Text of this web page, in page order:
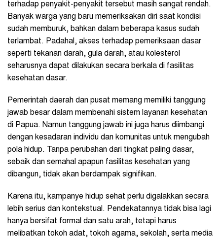
terhadap penyakit-penyakit tersebut masih sangat rendah.
Banyak warga yang baru memeriksakan diri saat kondisi
sudah memburuk, bahkan dalam beberapa kasus sudah
terlambat. Padahal, akses terhadap pemeriksaan dasar
seperti tekanan darah, gula darah, atau kolesterol
seharusnya dapat dilakukan secara berkala di fasilitas
kesehatan dasar.
Pemerintah daerah dan pusat memang memiliki tanggung
jawab besar dalam membenahi sistem layanan kesehatan
di Papua. Namun tanggung jawab ini juga harus diimbangi
dengan kesadaran individu dan komunitas untuk mengubah
pola hidup. Tanpa perubahan dari tingkat paling dasar,
sebaik dan semahal apapun fasilitas kesehatan yang
dibangun, tidak akan berdampak signifikan.
Karena itu, kampanye hidup sehat perlu digalakkan secara
lebih serius dan kontekstual. Pendekatannya tidak bisa lagi
hanya bersifat formal dan satu arah, tetapi harus
melibatkan tokoh adat, tokoh agama, sekolah, serta media